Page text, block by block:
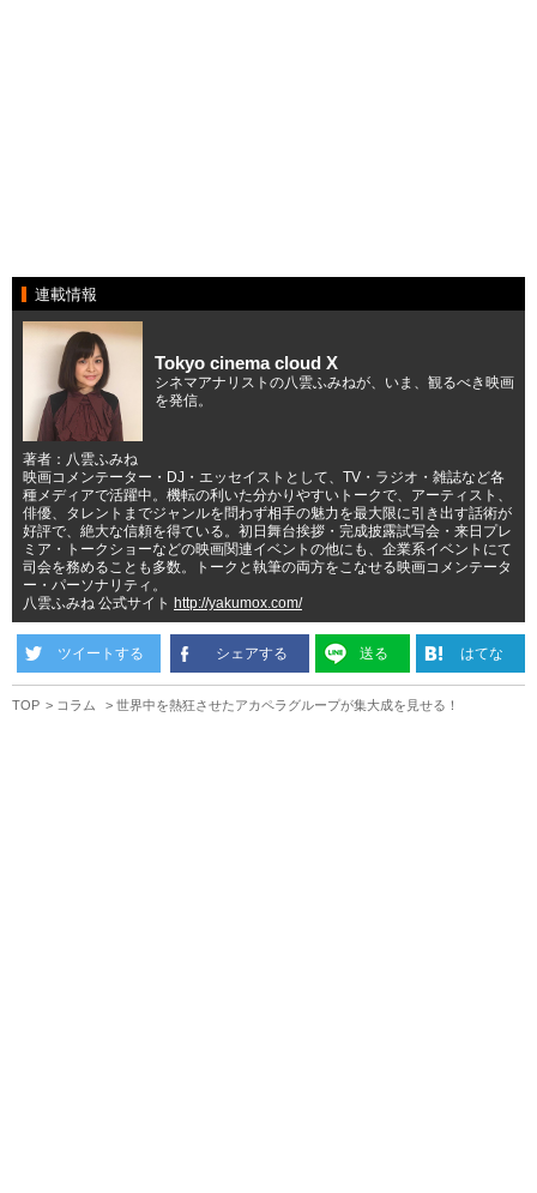
連載情報
Tokyo cinema cloud X
シネマアナリストの八雲ふみねが、いま、観るべき映画
を発信。
著者：八雲ふみね
映画コメンテーター・DJ・エッセイストとして、TV・ラジオ・雑誌など各
種メディアで活躍中。機転の利いた分かりやすいトークで、アーティスト、
俳優、タレントまでジャンルを問わず相手の魅力を最大限に引き出す話術が
好評で、絶大な信頼を得ている。初日舞台挨拶・完成披露試写会・来日プレ
ミア・トークショーなどの映画関連イベントの他にも、企業系イベントにて
司会を務めることも多数。トークと執筆の両方をこなせる映画コメンテータ
ー・パーソナリティ。
八雲ふみね 公式サイト
http://yakumox.com/
ツイートする シェアする 送る はてな
TOP コラム 世界中を熱狂させたアカペラグループが集大成を見せる！